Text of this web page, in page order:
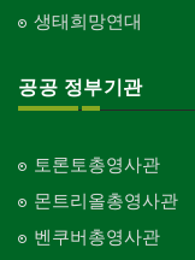
생태희망연대
공공 정부기관
토론토총영사관
몬트리올총영사관
벤쿠버총영사관